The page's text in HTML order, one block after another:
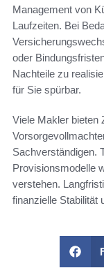
Management von
Laufzeiten. Bei
oder
Nachteile zu
für Sie spürbar.
Viele Makler bieten
Sachverständigen.
Provisionsmodelle
verstehen.
finanzielle Stabilität